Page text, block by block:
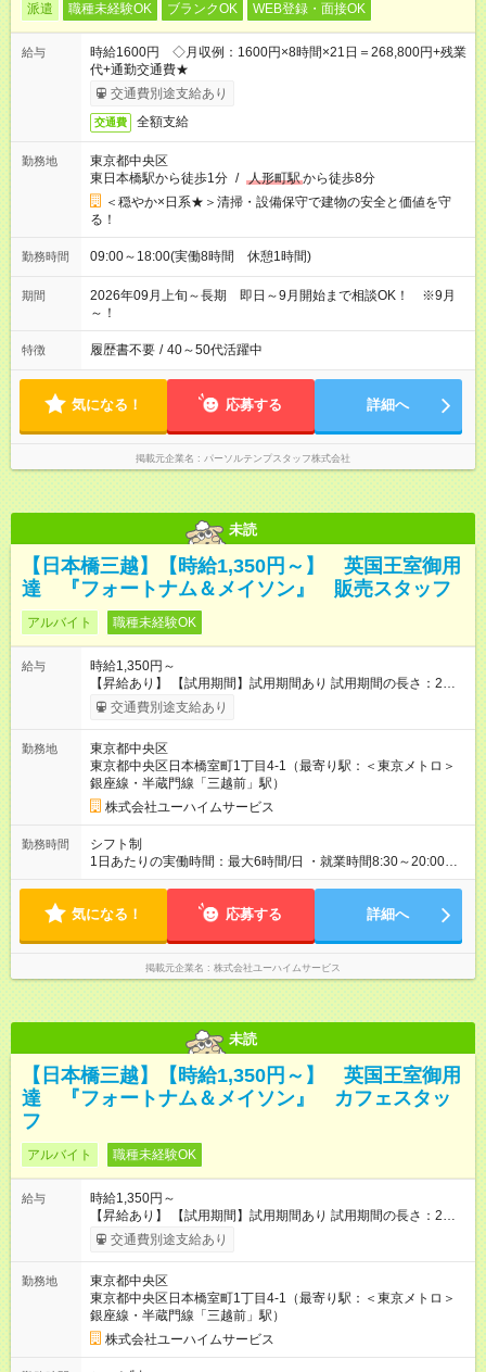
派遣 職種未経験OK ブランクOK WEB登録・面接OK
給与
時給1600円 ◇月収例：1600円×8時間×21日＝268,800円+残業
代+通勤交通費★
交通費別途支給あり
交通費 全額支給
勤務地
東京都中央区
東日本橋駅から徒歩1分 / 人形町駅から徒歩8分
＜穏やか×日系★＞清掃・設備保守で建物の安全と価値を守
る！
勤務時間 09:00～18:00(実働8時間 休憩1時間)
期間
2026年09月上旬～長期 即日～9月開始まで相談OK！ ※9月
～！
特徴 履歴書不要 / 40～50代活躍中
気になる！ 応募する 詳細へ
掲載元企業名 パーソルテンプスタッフ株式会社
未読
【日本橋三越】【時給1,350円～】 英国王室御用
達 『フォートナム＆メイソン』 販売スタッフ
アルバイト 職種未経験OK
給与
時給1,350円～
【昇給あり】 【試用期間】試用期間あり 試用期間の長さ：2ヶ
月 雇用形態、給与は本採用時と同じです。
交通費別途支給あり
勤務地
東京都中央区
東京都中央区日本橋室町1丁目4-1（最寄り駅：＜東京メトロ＞
銀座線・半蔵門線「三越前」駅）
株式会社ユーハイムサービス
勤務時間
シフト制
1日あたりの実働時間：最大6時間/日 ・就業時間8:30～20:00の
間の6時間
気になる！ 応募する 詳細へ
掲載元企業名 株式会社ユーハイムサービス
未読
【日本橋三越】【時給1,350円～】 英国王室御用
達 『フォートナム＆メイソン』 カフェスタッ
フ
アルバイト 職種未経験OK
給与
時給1,350円～
【昇給あり】 【試用期間】試用期間あり 試用期間の長さ：2ヶ
月 雇用形態、給与は本採用時と同じです。
交通費別途支給あり
勤務地
東京都中央区
東京都中央区日本橋室町1丁目4-1（最寄り駅：＜東京メトロ＞
銀座線・半蔵門線「三越前」駅）
株式会社ユーハイムサービス